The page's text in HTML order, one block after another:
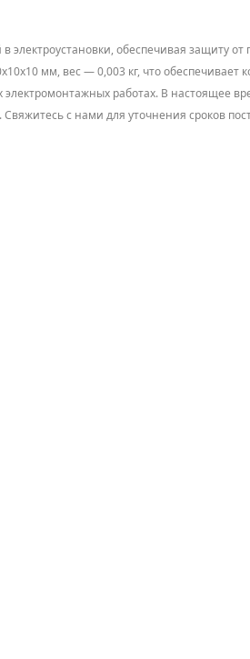
электроустановки, обеспечивая защиту
мм, вес — 0,003 кг, что обеспечивает
работах. В настоящее
с нами для уточнения сроков